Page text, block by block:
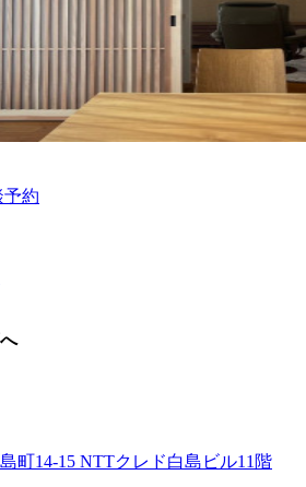
予約
町14-15 NTTクレド白島ビル11階